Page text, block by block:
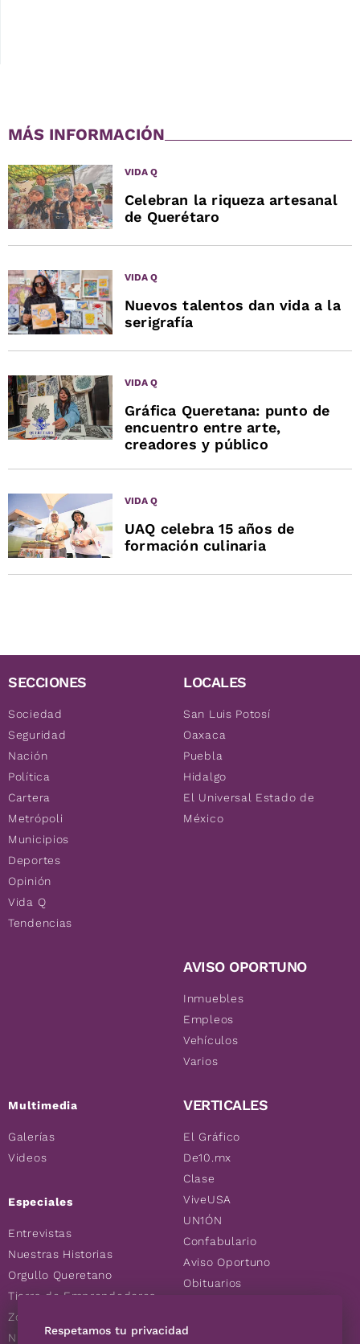
MÁS INFORMACIÓN
VIDA Q
Celebran la riqueza artesanal
de Querétaro
VIDA Q
Nuevos talentos dan vida a la
serigrafía
VIDA Q
Gráfica Queretana: punto de
encuentro entre arte,
creadores y público
VIDA Q
UAQ celebra 15 años de
formación culinaria
SECCIONES
Sociedad
Seguridad
Nación
Política
Cartera
Metrópoli
Municipios
Deportes
Opinión
Vida Q
Tendencias
Multimedia
Galerías
Videos
Especiales
Entrevistas
Nuestras Historias
Orgullo Queretano
Tierra de Emprendedores
Zoociales
Nuevos Queretanos
LOCALES
San Luis Potosí
Oaxaca
Puebla
Hidalgo
El Universal Estado de
México
AVISO OPORTUNO
Inmuebles
Empleos
Vehículos
Varios
VERTICALES
El Gráfico
De10.mx
Clase
ViveUSA
UN1ÓN
Confabulario
Aviso Oportuno
Obituarios
Consultas
Respetamos tu privacidad